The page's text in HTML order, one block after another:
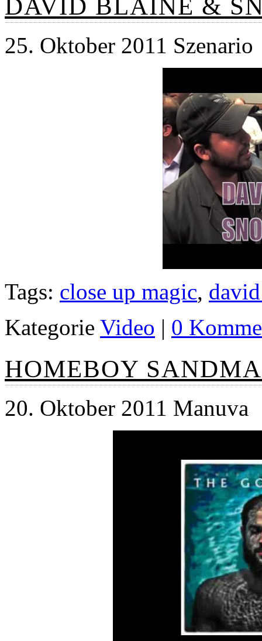
DAVID BLAINE &
25. Oktober 2011 Szenario
Tags: close up magic,
Kategorie Video | 0
HOMEBOY
20. Oktober 2011 Manuva